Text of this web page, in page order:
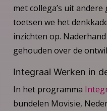
met collega’s uit
toetsen we het
inzichten op.
gehouden over de
Integraal Werken in
In het programma
bundelen Movisie,